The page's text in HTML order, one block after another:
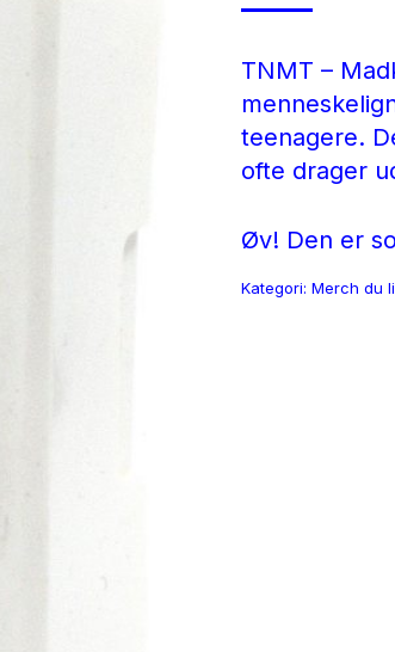
TNMT –
teenagere.
ofte drager
Øv! Den er
Kategori: Merch du